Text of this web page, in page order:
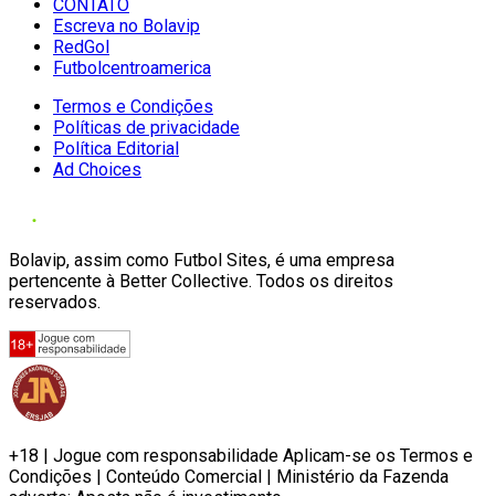
CONTATO
Escreva no Bolavip
RedGol
Futbolcentroamerica
Termos e Condições
Políticas de privacidade
Política Editorial
Ad Choices
Bolavip, assim como Futbol Sites, é uma empresa
pertencente à Better Collective. Todos os direitos
reservados.
+18 | Jogue com responsabilidade Aplicam-se os Termos e
Condições | Conteúdo Comercial | Ministério da Fazenda